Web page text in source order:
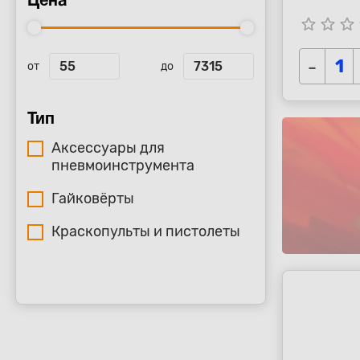
от до
Тип
Аксессуары для
пневмоинструмента
Гайковёрты
Краскопульты и пистолеты
star_border star_border star_border
-